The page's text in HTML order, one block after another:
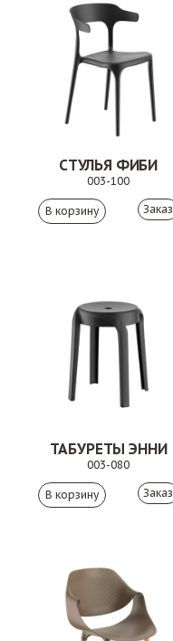
СТУЛЬЯ ФИБИ
003-100
Заказ
ТАБУРЕТЫ ЭННИ
003-080
Заказ